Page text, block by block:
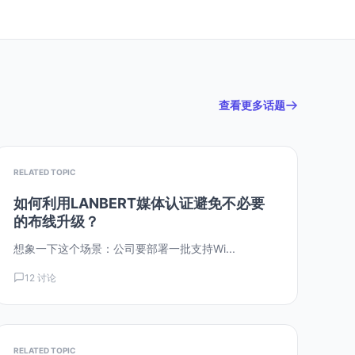
查看更多话题
RELATED TOPIC
如何利用LANBERT媒体认证避免不必要
的布线升级？
想象一下这个场景：公司要部署一批支持Wi...
12 讨论
RELATED TOPIC